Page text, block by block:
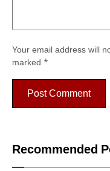
Your email address will
marked *
Recommended